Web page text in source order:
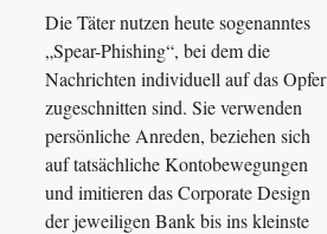
Die Täter nutzen heute sogenanntes
„Spear-Phishing“, bei dem die
Nachrichten individuell auf das Opfer
zugeschnitten sind. Sie verwenden
persönliche Anreden, beziehen sich
auf tatsächliche Kontobewegungen
und imitieren das Corporate Design
der jeweiligen Bank bis ins kleinste